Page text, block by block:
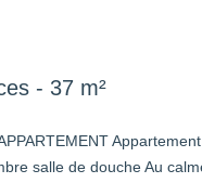
- 37 m²
salle de douche Au